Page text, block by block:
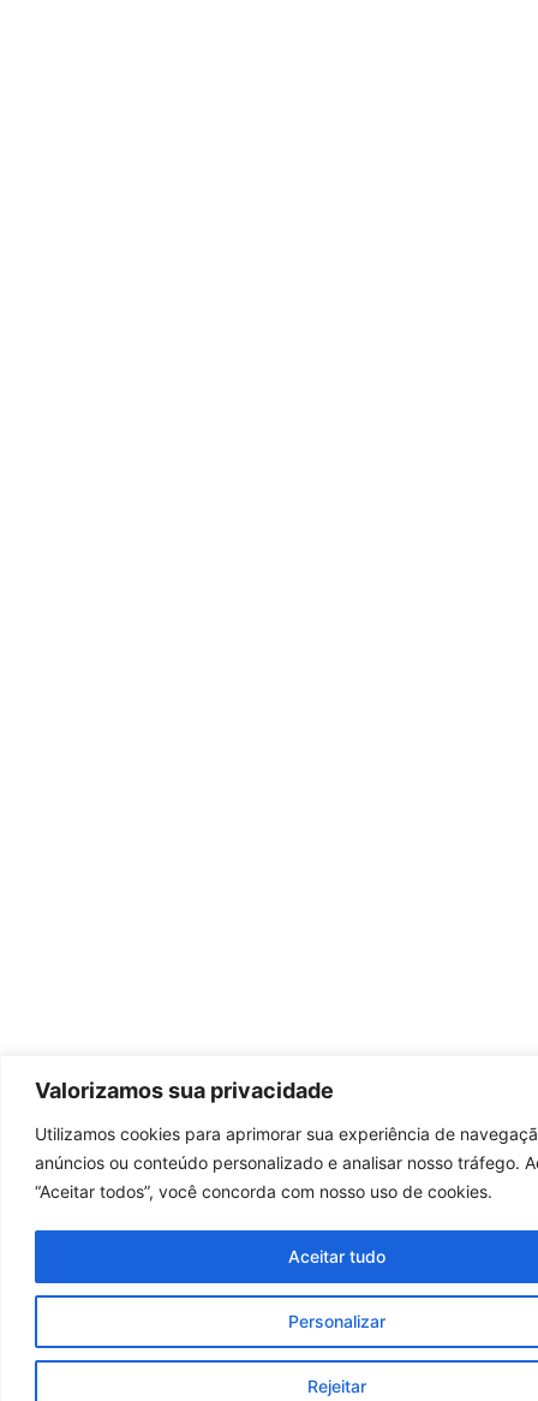
Valorizamos sua privacidade
Utilizamos cookies para aprimorar sua experiência de
anúncios ou conteúdo personalizado e analisar nosso tráfego.
“Aceitar todos”, você concorda com nosso uso de cookies.
Personalizar
Rejeitar
Aceitar tudo